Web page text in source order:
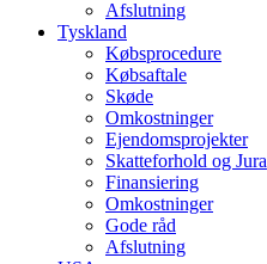
Afslutning
Tyskland
Købsprocedure
Købsaftale
Skøde
Omkostninger
Ejendomsprojekter
Skatteforhold og Jura
Finansiering
Omkostninger
Gode råd
Afslutning